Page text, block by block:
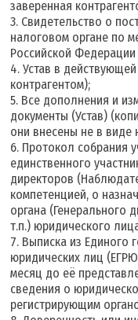
заверенная
3. Свидетельство о
налоговом органе по
Российской
4. Устав в
контрагентом);
5. Все дополнения и
документы (Устав)
они внесены не в виде
6. Протокол собрания
единственного
директоров
компетенцией, о
органа (Генерального
т.п.) юридического
7. Выписка из Единого
юридических лиц
месяц до её
сведения о
регистрирующим